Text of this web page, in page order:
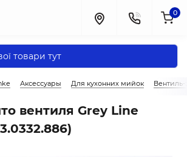
0
Аксессуары Для кухонних мийок
вентиля Grey Line